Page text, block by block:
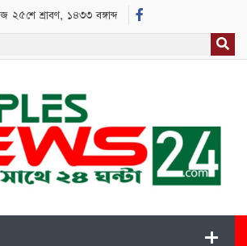
২৫শে শ্রাবণ, ১৪৩৩ বঙ্গাব্দ